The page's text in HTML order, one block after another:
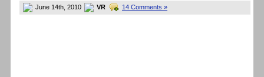
June 14th, 2010 VR 14 Comments »